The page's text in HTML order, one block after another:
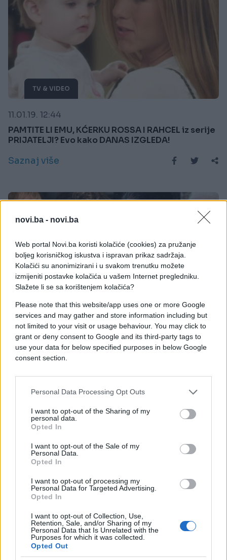
novi.ba - novi.ba
Web portal Novi.ba koristi kolačiće (cookies) za pružanje
boljeg korisničkog iskustva i ispravan prikaz sadržaja.
Kolačići su anonimizirani i u svakom trenutku možete
izmijeniti postavke kolačića u vašem Internet pregledniku.
Slažete li se sa korištenjem kolačića?
Please note that this website/app uses one or more Google
services and may gather and store information including but
not limited to your visit or usage behaviour. You may click to
grant or deny consent to Google and its third-party tags to
use your data for below specified purposes in below Google
consent section.
Personal Data Processing Opt Outs
I want to opt-out of the Sharing of my
personal data.
Opted In
I want to opt-out of the Sale of my
Personal Data.
Opted In
I want to opt-out of processing my
Personal Data for Targeted Advertising.
Opted In
I want to opt-out of Collection, Use,
Retention, Sale, and/or Sharing of my
Personal Data that Is Unrelated with the
Purposes for which it was collected.
Opted Out
TV & VIDEO
11.01.19. 12:44
PAMTITE LI EMU, KĆERKU ROSSA I RAHCEL iz serije
PRIJATELJI? Evo kako DANAS IZGLEDA!
Saznaj više
TV & VIDEO
09.01.19. 08:57
NOVI DETALJI SERIJE ''GAME OF THRONES'': Ovo
Saznaj više